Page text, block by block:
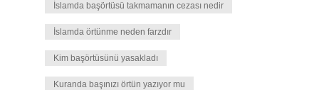
İslamda başörtüsü takmamanın cezası nedir
İslamda örtünme neden farzdır
Kim başörtüsünü yasakladı
Kuranda başınızı örtün yazıyor mu